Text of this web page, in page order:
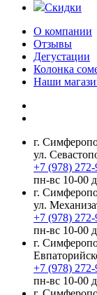
Скидки
О компании
Отзывы
Дегустации
Колонка
Наши
г.
ул.
+7 (978)
пн-вс 10-00
г.
ул.
+7 (978)
пн-вс 10-00
г.
+7 (978)
пн-вс 10-00